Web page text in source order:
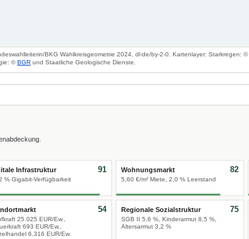
BKG Wahlkreisgeometrie 2024, dl-de/by-2-0. Kartenlayer: Starkregen: ©
©BGR und Staatliche Geologische Dienste.
Infrastruktur
% Gigabit-Verfügbarkeit
91 Wohnungsmarkt
5,60 €/m² Miete, 2,0 % Leerstand
82
25.025 EUR/Ew.,
693 EUR/Ew.,
6.316 EUR/Ew.
54 Regionale Sozialstruktur
SGB II 5,6 %, Kinderarmut 8,5 %,
Altersarmut 3,2 %
75